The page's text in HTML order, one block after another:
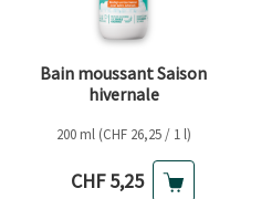
Bain moussant Saison
hivernale
200 ml (CHF 26,25 / 1 l)
Prix actuel
CHF 5,25